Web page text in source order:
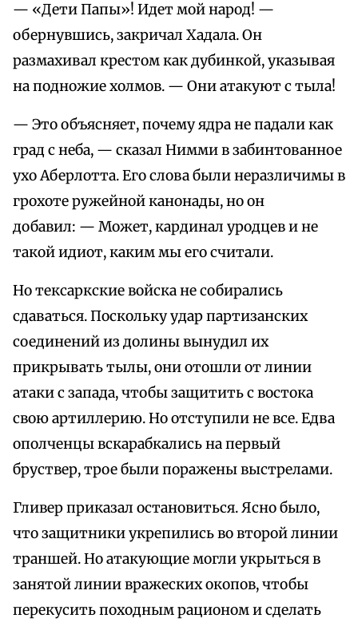
— «Дети Папы»! Идет мой народ! —
обернувшись, закричал Хадала. Он
размахивал крестом как дубинкой, указывая
на подножие холмов. — Они атакуют с тыла!
— Это объясняет, почему ядра не падали как
град с неба, — сказал Нимми в забинтованное
ухо Аберлотта. Его слова были неразличимы в
грохоте ружейной канонады, но он
добавил: — Может, кардинал уродцев и не
такой идиот, каким мы его считали.
Но тексаркские войска не собирались
сдаваться. Поскольку удар партизанских
соединений из долины вынудил их
прикрывать тылы, они отошли от линии
атаки с запада, чтобы защитить с востока
свою артиллерию. Но отступили не все. Едва
ополченцы вскарабкались на первый
бруствер, трое были поражены выстрелами.
Гливер приказал остановиться. Ясно было,
что защитники укрепились во второй линии
траншей. Но атакующие могли укрыться в
занятой линии вражеских окопов, чтобы
перекусить походным рационом и сделать